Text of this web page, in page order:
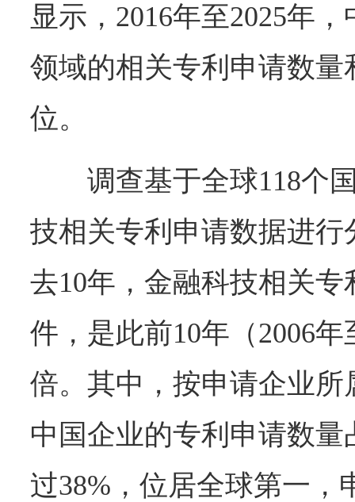
显示，2016年至2025年
领域的相关专利申请数
位。
调查基于全球118个
技相关专利申请数据进
去10年，金融科技相关专
件，是此前10年（2006年
倍。其中，按申请企业
中国企业的专利申请数
过38%，位居全球第一，